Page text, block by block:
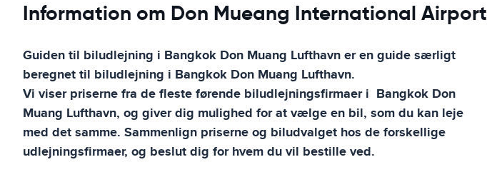
Information om Don Mueang International Airport
Guiden til biludlejning i Bangkok Don Muang Lufthavner en guide særligt
beregnet til biludlejning i Bangkok Don Muang Lufthavn.
Vi viser priserne fra de fleste førende biludlejningsfirmaer i Bangkok Don
Muang Lufthavn, og giver dig mulighed for at vælge en bil, som du kan leje
med det samme. Sammenlign priserne og biludvalget hos de forskellige
udlejningsfirmaer, og beslut dig for hvem du vil bestille ved.